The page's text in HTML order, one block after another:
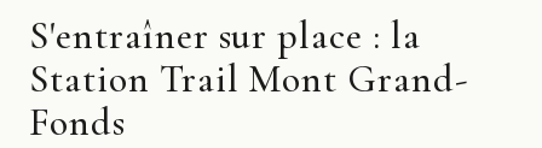
S'entraîner sur place : la
Station Trail Mont Grand-
Fonds